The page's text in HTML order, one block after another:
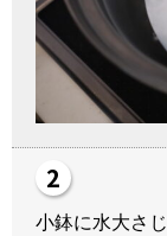
小鉢に水大さ